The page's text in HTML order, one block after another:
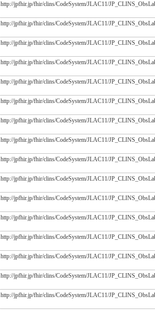
http://jpfhir.jp/fhir/clins/CodeSystem/JLAC11/
http://jpfhir.jp/fhir/clins/CodeSystem/JLAC11/
http://jpfhir.jp/fhir/clins/CodeSystem/JLAC11/
http://jpfhir.jp/fhir/clins/CodeSystem/JLAC11/
http://jpfhir.jp/fhir/clins/CodeSystem/JLAC11/
http://jpfhir.jp/fhir/clins/CodeSystem/JLAC11/
http://jpfhir.jp/fhir/clins/CodeSystem/JLAC11/
http://jpfhir.jp/fhir/clins/CodeSystem/JLAC11/
http://jpfhir.jp/fhir/clins/CodeSystem/JLAC11/
http://jpfhir.jp/fhir/clins/CodeSystem/JLAC11/
http://jpfhir.jp/fhir/clins/CodeSystem/JLAC11/
http://jpfhir.jp/fhir/clins/CodeSystem/JLAC11/
http://jpfhir.jp/fhir/clins/CodeSystem/JLAC11/
http://jpfhir.jp/fhir/clins/CodeSystem/JLAC11/
http://jpfhir.jp/fhir/clins/CodeSystem/JLAC11/
http://jpfhir.jp/fhir/clins/CodeSystem/JLAC11/